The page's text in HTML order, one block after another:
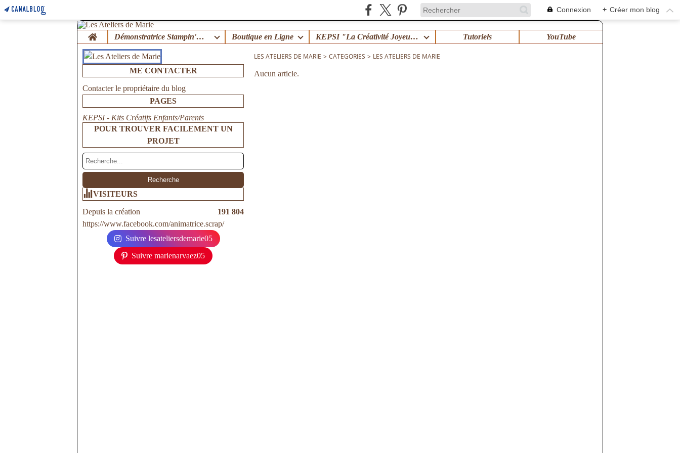
Connexion + Créer mon blog
Home Démonstratrice Stampin'Up ! Boutique en Ligne KEPSI "La Créativité Joyeuse en Famille" ! Tutoriels YouTube
ME CONTACTER
Contacter le propriétaire du blog
PAGES
KEPSI - Kits Créatifs Enfants/Parents
POUR TROUVER FACILEMENT UN
PROJET
VISITEURS
Depuis la création
191 804
https://www.facebook.com/animatrice.scrap/
Suivre lesateliersdemarie05
Suivre marienarvaez05
LES ATELIERS DE MARIE > CATEGORIES > LES ATELIERS DE MARIE
Aucun article.